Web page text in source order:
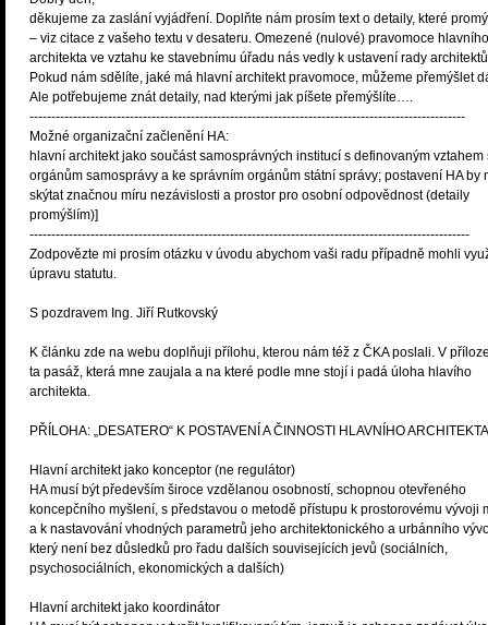
děkujeme za zaslání vyjádření. Doplňte nám prosím text o detaily, které
– viz citace z vašeho textu v desateru. Omezené (nulové) pravomoce hlavního
architekta ve vztahu ke stavebnímu úřadu nás vedly k ustavení rady
Pokud nám sdělíte, jaké má hlavní architekt pravomoce, můžeme přemýšlet
Ale potřebujeme znát detaily, nad kterými jak píšete přemýšlíte….
----------------------------------------------------------------------------------------------------
Možné organizační začlenění HA:
hlavní architekt jako součást samosprávných institucí s definovaným vztahem
orgánům samosprávy a ke správním orgánům státní správy; postavení HA by
skýtat značnou míru nezávislosti a prostor pro osobní odpovědnost (detaily
promýšlím)]
-----------------------------------------------------------------------------------------------------
Zodpovězte mi prosím otázku v úvodu abychom vaši radu případně mohli
úpravu statutu.
S pozdravem Ing. Jiří Rutkovský
K článku zde na webu doplňuji přílohu, kterou nám též z ČKA poslali. V
ta pasáž, která mne zaujala a na které podle mne stojí i padá úloha hlavího
architekta.
PŘÍLOHA: „DESATERO“ K POSTAVENÍ A ČINNOSTI HLAVNÍHO ARCHITEKTA
Hlavní architekt jako konceptor (ne regulátor)
HA musí být především široce vzdělanou osobností, schopnou otevřeného
koncepčního myšlení, s představou o metodě přístupu k prostorovému vývoji
a k nastavování vhodných parametrů jeho architektonického a urbánního
který není bez důsledků pro řadu dalších souvisejících jevů (sociálních,
psychosociálních, ekonomických a dalších)
Hlavní architekt jako koordinátor